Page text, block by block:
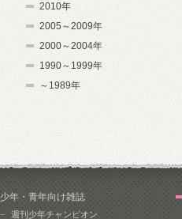
2010年
2005～2009年
2000～2004年
1990～1999年
～1989年
少年・青年向け雑誌
週刊少年チャンピオン